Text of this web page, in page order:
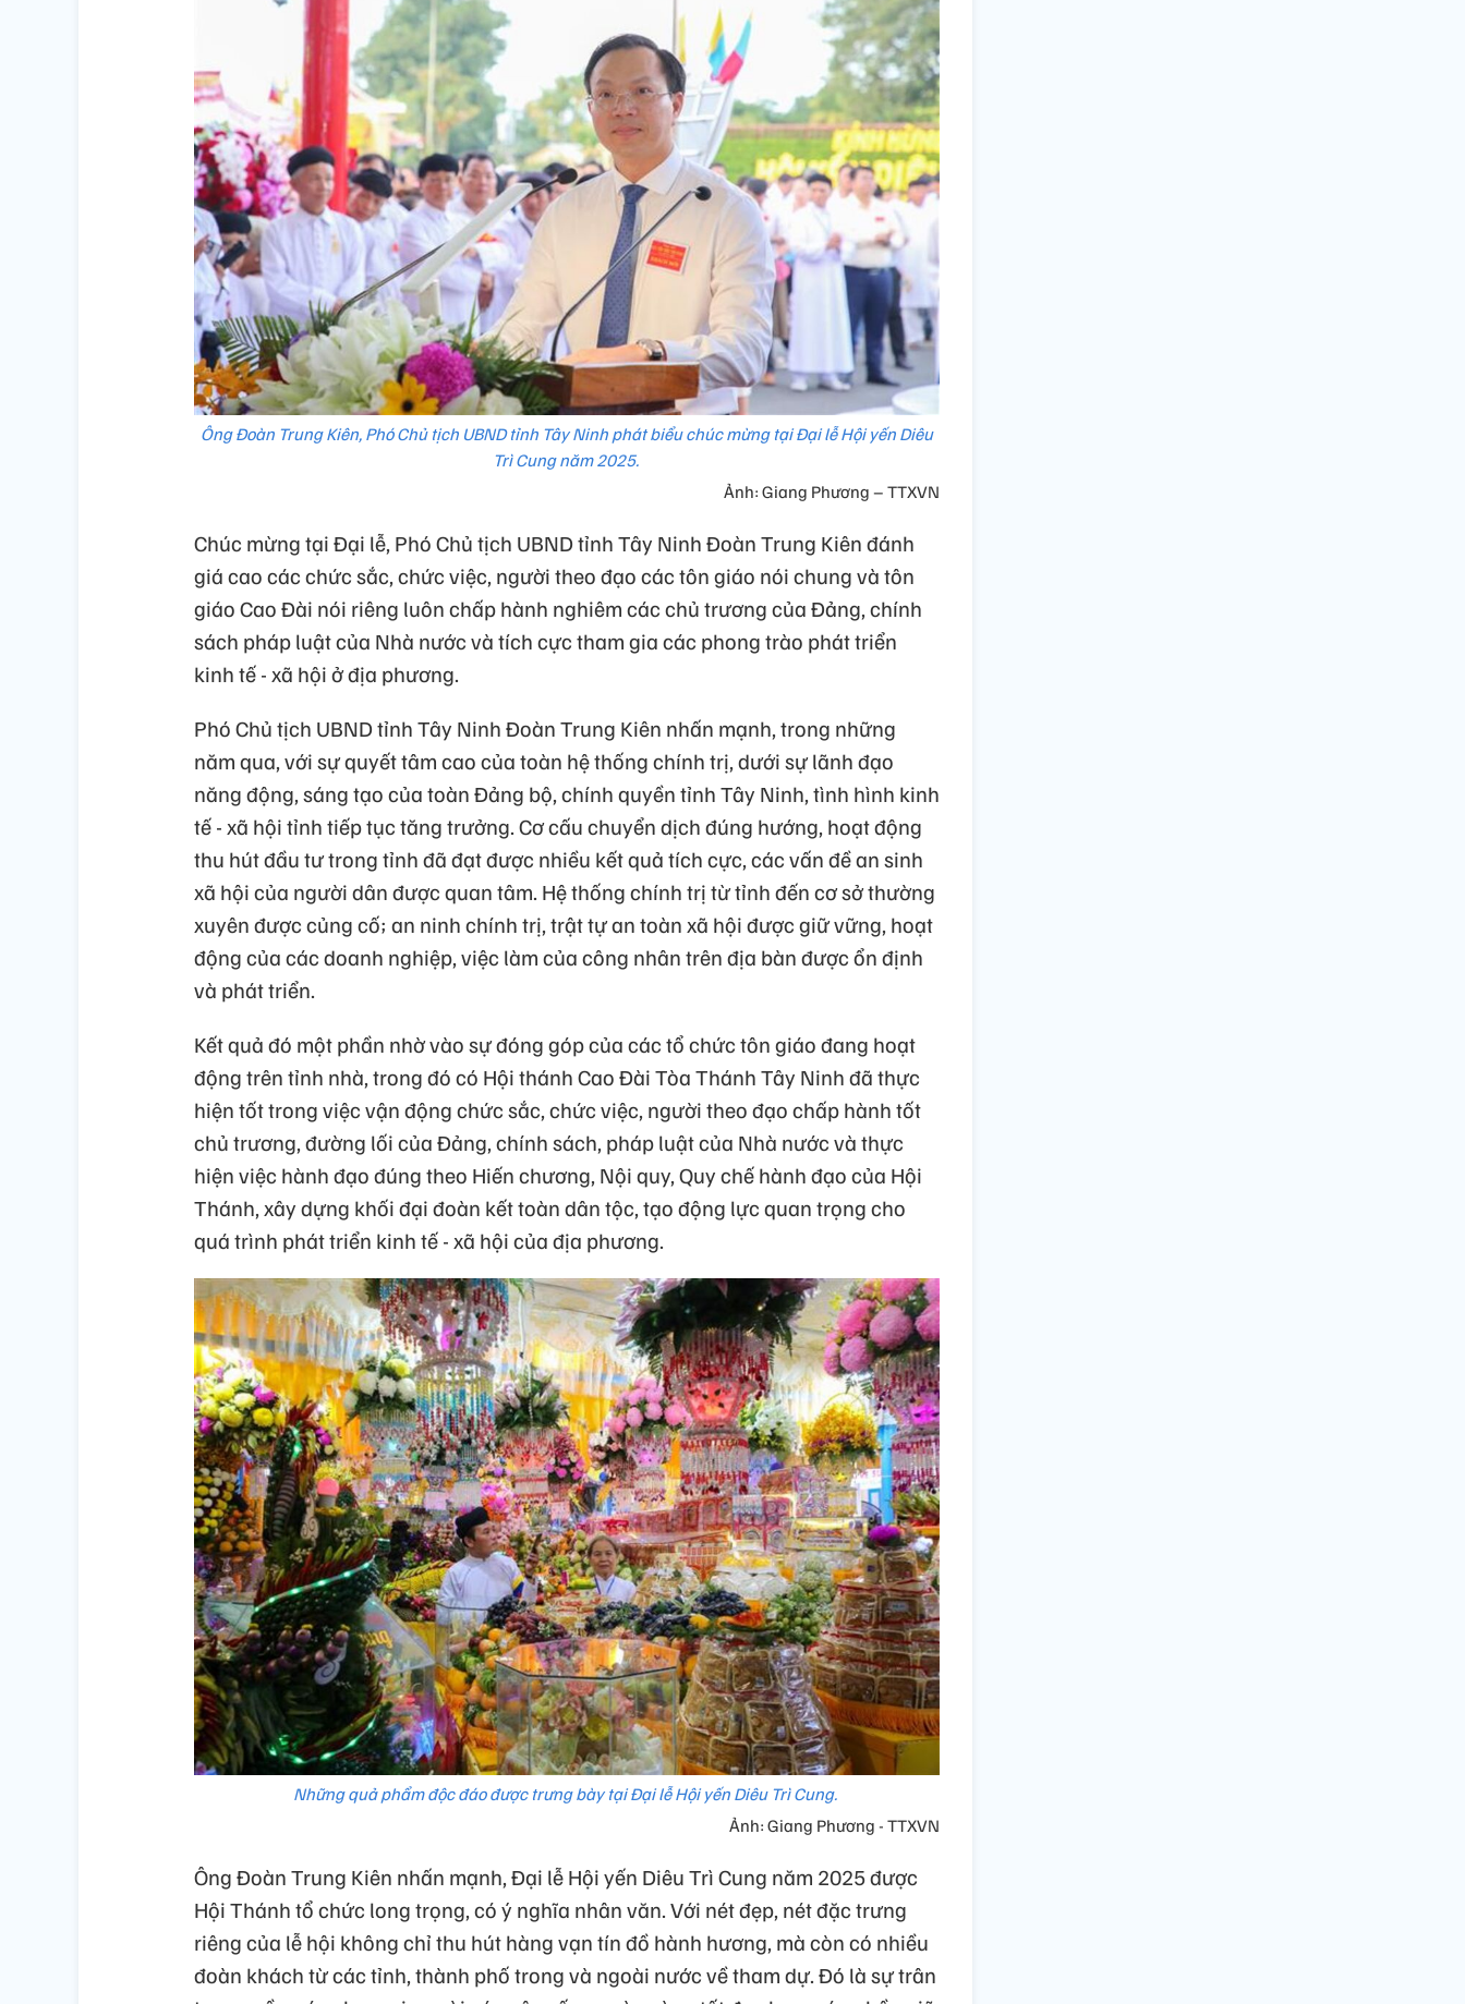
Ông Đoàn Trung Kiên, Phó Chủ tịch UBND tỉnh Tây Ninh phát biểu chúc mừng tại Đại lễ Hội yến Diêu
Trì Cung năm 2025.
Ảnh: Giang Phương – TTXVN
Chúc mừng tại Đại lễ, Phó Chủ tịch UBND tỉnh Tây Ninh Đoàn Trung Kiên đánh
giá cao các chức sắc, chức việc, người theo đạo các tôn giáo nói chung và tôn
giáo Cao Đài nói riêng luôn chấp hành nghiêm các chủ trương của Đảng, chính
sách pháp luật của Nhà nước và tích cực tham gia các phong trào phát triển
kinh tế - xã hội ở địa phương.
Phó Chủ tịch UBND tỉnh Tây Ninh Đoàn Trung Kiên nhấn mạnh, trong những
năm qua, với sự quyết tâm cao của toàn hệ thống chính trị, dưới sự lãnh đạo
năng động, sáng tạo của toàn Đảng bộ, chính quyền tỉnh Tây Ninh, tình hình kinh
tế - xã hội tỉnh tiếp tục tăng trưởng. Cơ cấu chuyển dịch đúng hướng, hoạt động
thu hút đầu tư trong tỉnh đã đạt được nhiều kết quả tích cực, các vấn đề an sinh
xã hội của người dân được quan tâm. Hệ thống chính trị từ tỉnh đến cơ sở thường
xuyên được củng cố; an ninh chính trị, trật tự an toàn xã hội được giữ vững, hoạt
động của các doanh nghiệp, việc làm của công nhân trên địa bàn được ổn định
và phát triển.
Kết quả đó một phần nhờ vào sự đóng góp của các tổ chức tôn giáo đang hoạt
động trên tỉnh nhà, trong đó có Hội thánh Cao Đài Tòa Thánh Tây Ninh đã thực
hiện tốt trong việc vận động chức sắc, chức việc, người theo đạo chấp hành tốt
chủ trương, đường lối của Đảng, chính sách, pháp luật của Nhà nước và thực
hiện việc hành đạo đúng theo Hiến chương, Nội quy, Quy chế hành đạo của Hội
Thánh, xây dựng khối đại đoàn kết toàn dân tộc, tạo động lực quan trọng cho
quá trình phát triển kinh tế - xã hội của địa phương.
Những quả phẩm độc đáo được trưng bày tại Đại lễ Hội yến Diêu Trì Cung.
Ảnh: Giang Phương - TTXVN
Ông Đoàn Trung Kiên nhấn mạnh, Đại lễ Hội yến Diêu Trì Cung năm 2025 được
Hội Thánh tổ chức long trọng, có ý nghĩa nhân văn. Với nét đẹp, nét đặc trưng
riêng của lễ hội không chỉ thu hút hàng vạn tín đồ hành hương, mà còn có nhiều
đoàn khách từ các tỉnh, thành phố trong và ngoài nước về tham dự. Đó là sự trân